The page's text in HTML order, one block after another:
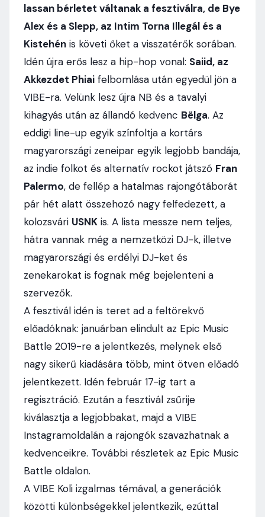
lassan bérletet váltanak a fesztiválra, de Bye
Alex és a Slepp, az Intim Torna Illegál és a
Kistehén is követi őket a visszatérők sorában.
Idén újra erős lesz a hip-hop vonal: Saiid, az
Akkezdet Phiai felbomlása után egyedül jön a
VIBE-ra. Velünk lesz újra NB és a tavalyi
kihagyás után az állandó kedvenc Bëlga. Az
eddigi line-up egyik színfoltja a kortárs
magyarországi zeneipar egyik legjobb bandája,
az indie folkot és alternatív rockot játszó Fran
Palermo, de fellép a hatalmas rajongótáborát
pár hét alatt összehozó nagy felfedezett, a
kolozsvári USNK is. A lista messze nem teljes,
hátra vannak még a nemzetközi DJ-k, illetve
magyarországi és erdélyi DJ-ket és
zenekarokat is fognak még bejelenteni a
szervezők.
A fesztivál idén is teret ad a feltörekvő
előadóknak: januárban elindult az Epic Music
Battle 2019-re a jelentkezés, melynek első
nagy sikerű kiadására több, mint ötven előadó
jelentkezett. Idén február 17-ig tart a
regisztráció. Ezután a fesztivál zsűrije
kiválasztja a legjobbakat, majd a VIBE
Instagramoldalán a rajongók szavazhatnak a
kedvenceikre. További részletek az Epic Music
Battle oldalon.
A VIBE Koli izgalmas témával, a generációk
közötti különbségekkel jelentkezik, ezúttal